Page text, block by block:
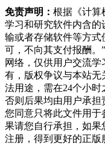
免责声明： 根据《计算
学习和研究软件内含
输或者存储软件等方
可，不向其支付报酬。
网络，仅供用户交流
有，版权争议与本站
法用途，需在24个小时
否则后果均由用户承
您同意只将此文件用
果请您自行承担，如
注册，得到更好的正版